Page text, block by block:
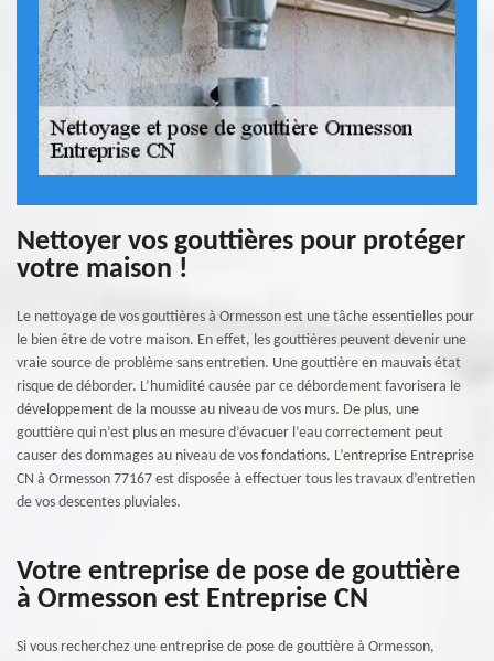
Nettoyer vos gouttières pour protéger
votre maison !
Le nettoyage de vos gouttières à Ormesson est une tâche essentielles pour
le bien être de votre maison. En effet, les gouttières peuvent devenir une
vraie source de problème sans entretien. Une gouttière en mauvais état
risque de déborder. L’humidité causée par ce débordement favorisera le
développement de la mousse au niveau de vos murs. De plus, une
gouttière qui n’est plus en mesure d’évacuer l’eau correctement peut
causer des dommages au niveau de vos fondations. L’entreprise Entreprise
CN à Ormesson 77167 est disposée à effectuer tous les travaux d’entretien
de vos descentes pluviales.
Votre entreprise de pose de gouttière
à Ormesson est Entreprise CN
Si vous recherchez une entreprise de pose de gouttière à Ormesson,